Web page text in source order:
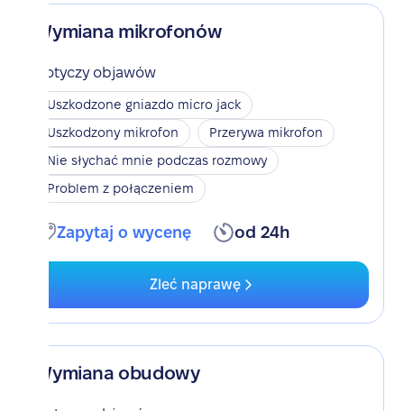
Wymiana mikrofonów
Dotyczy objawów
Uszkodzone gniazdo micro jack
Uszkodzony mikrofon
Przerywa mikrofon
Nie słychać mnie podczas rozmowy
Problem z połączeniem
Zapytaj o wycenę od 24h
Zleć naprawę
Wymiana obudowy